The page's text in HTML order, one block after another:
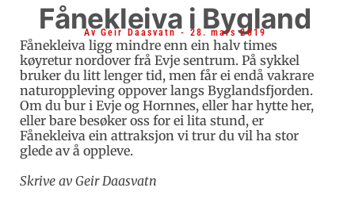
Historie Turmål
Fånekleiva i Bygland
AvGeir Daasvatn - 28. mars 2019
Fånekleiva ligg mindre enn ein halv times
køyretur nordover frå Evje sentrum. På sykkel
bruker du litt lenger tid, men får ei endå vakrare
naturoppleving oppover langs Byglandsfjorden.
Om du bur i Evje og Hornnes, eller har hytte her,
eller bare besøker oss for ei lita stund, er
Fånekleiva ein attraksjon vi trur du vil ha stor
glede av å oppleve.
Skrive av Geir Daasvatn